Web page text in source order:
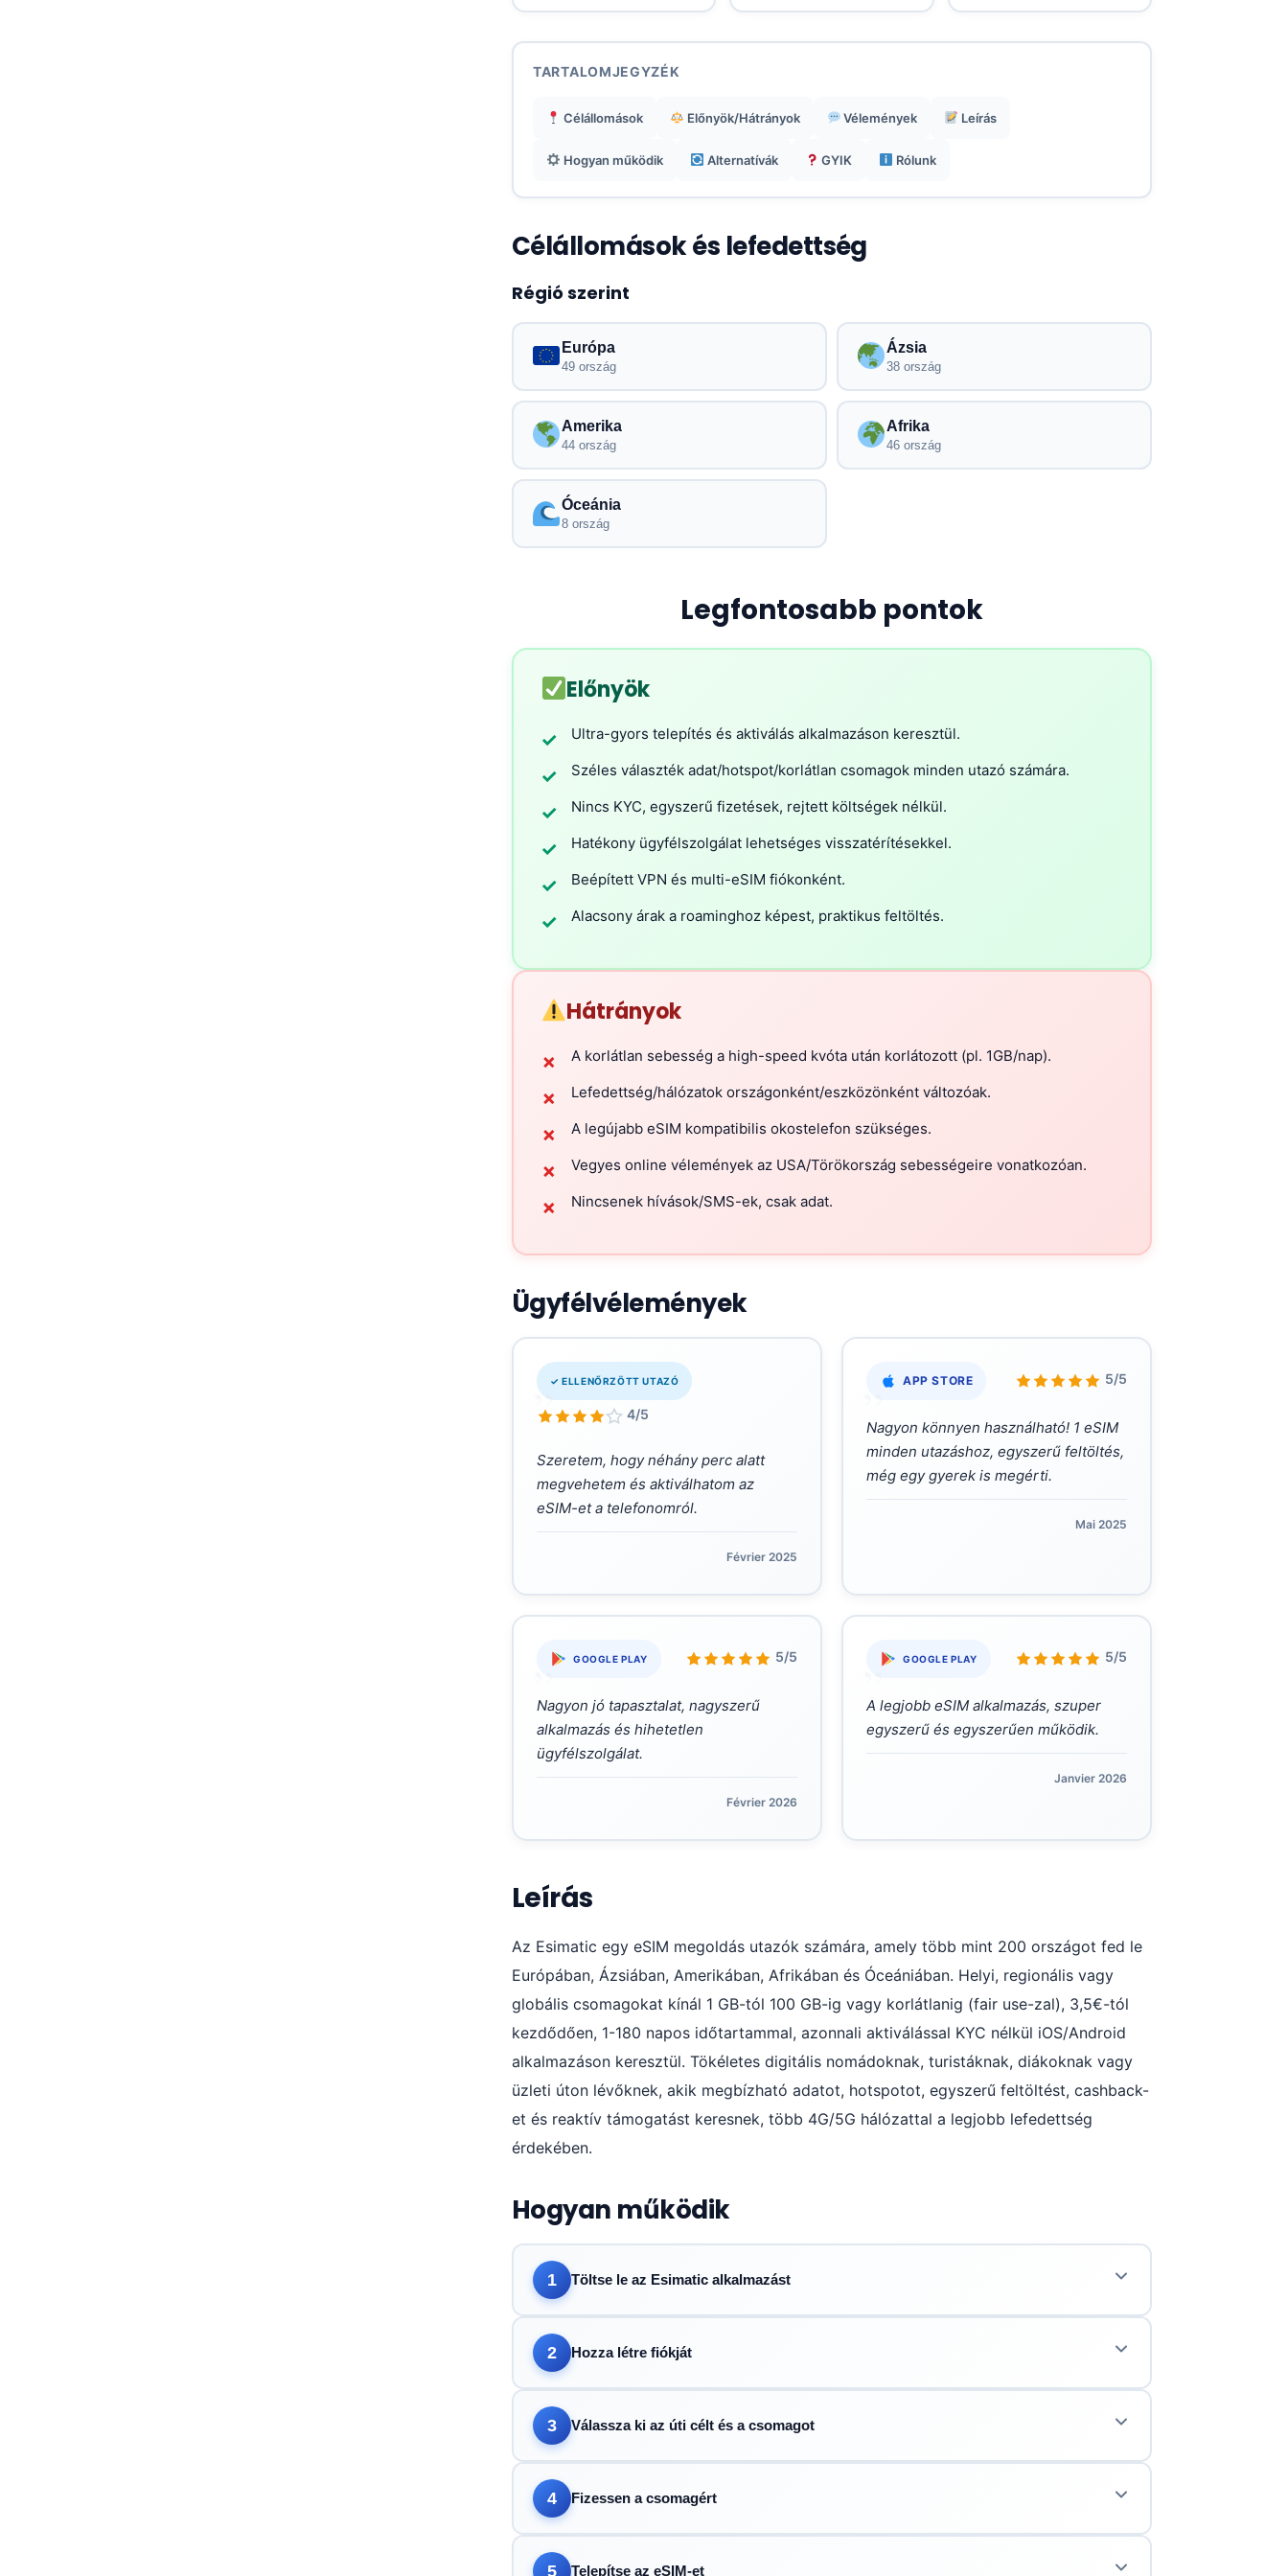
TARTALOMJEGYZÉK
Célállomások Előnyök/Hátrányok Vélemények Leírás
Hogyan működik Alternatívák GYIK Rólunk
Célállomások és lefedettség
Régió szerint
Európa
49 ország
Ázsia
38 ország
Amerika
44 ország
Afrika
46 ország
Óceánia
8 ország
Legfontosabb pontok
Előnyök
✓ Ultra-gyors telepítés és aktiválás alkalmazáson keresztül.
✓ Széles választék adat/hotspot/korlátlan csomagok minden utazó számára.
✓ Nincs KYC, egyszerű fizetések, rejtett költségek nélkül.
✓ Hatékony ügyfélszolgálat lehetséges visszatérítésekkel.
✓ Beépített VPN és multi-eSIM fiókonként.
✓ Alacsony árak a roaminghoz képest, praktikus feltöltés.
Hátrányok
✗ A korlátlan sebesség a high-speed kvóta után korlátozott (pl. 1GB/nap).
✗ Lefedettség/hálózatok országonként/eszközönként változóak.
✗ A legújabb eSIM kompatibilis okostelefon szükséges.
✗ Vegyes online vélemények az USA/Törökország sebességeire vonatkozóan.
✗ Nincsenek hívások/SMS-ek, csak adat.
Ügyfélvélemények
✓ ELLENŐRZÖTT UTAZÓ
4/5
„
Szeretem, hogy néhány perc alatt
megvehetem és aktiválhatom az
eSIM-et a telefonomról.
Février 2025
APP STORE 5/5
Nagyon könnyen használható! 1 eSIM
minden utazáshoz, egyszerű feltöltés,
még egy gyerek is megérti.
Mai 2025
GOOGLE PLAY 5/5
„
Nagyon jó tapasztalat, nagyszerű
alkalmazás és hihetetlen
ügyfélszolgálat.
Février 2026
GOOGLE PLAY 5/5
„
A legjobb eSIM alkalmazás, szuper
egyszerű és egyszerűen működik.
Janvier 2026
Leírás
Az Esimatic egy eSIM megoldás utazók számára, amely több mint 200 országot fed le
Európában, Ázsiában, Amerikában, Afrikában és Óceániában. Helyi, regionális vagy
globális csomagokat kínál 1 GB-tól 100 GB-ig vagy korlátlanig (fair use-zal), 3,5€-tól
kezdődően, 1-180 napos időtartammal, azonnali aktiválással KYC nélkül iOS/Android
alkalmazáson keresztül. Tökéletes digitális nomádoknak, turistáknak, diákoknak vagy
üzleti úton lévőknek, akik megbízható adatot, hotspotot, egyszerű feltöltést, cashback-
et és reaktív támogatást keresnek, több 4G/5G hálózattal a legjobb lefedettség
érdekében.
Hogyan működik
1 Töltse le az Esimatic alkalmazást
2 Hozza létre fiókját
3 Válassza ki az úti célt és a csomagot
4 Fizessen a csomagért
5 Telepítse az eSIM-et